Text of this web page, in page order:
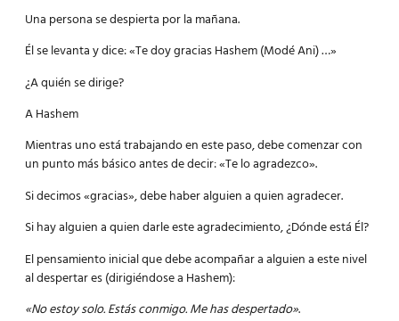
Una persona se despierta por la mañana.
Él se levanta y dice: «Te doy gracias Hashem (Modé Ani) …»
¿A quién se dirige?
A Hashem
Mientras uno está trabajando en este paso, debe comenzar con
un punto más básico antes de decir: «Te lo agradezco».
Si decimos «gracias», debe haber alguien a quien agradecer.
Si hay alguien a quien darle este agradecimiento, ¿Dónde está Él?
El pensamiento inicial que debe acompañar a alguien a este nivel
al despertar es (dirigiéndose a Hashem):
«No estoy solo. Estás conmigo. Me has despertado».